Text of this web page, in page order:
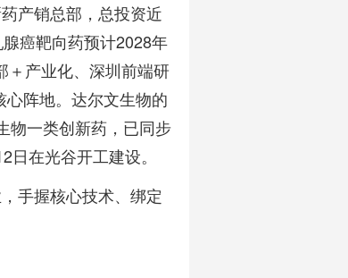
产销总部，总投资近
癌靶向药预计2028年
＋产业化、深圳前端研
心阵地。达尔文生物的
物一类创新药，已同步
在光谷开工建设。
手握核心技术、绑定